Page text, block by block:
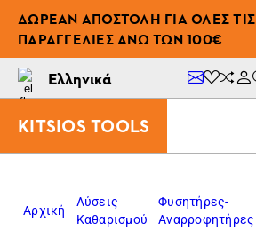
ΔΩΡΕΆΝ ΑΠΟΣΤΟΛΉ ΓΙΑ ΌΛΕΣ ΤΙΣ
ΠΑΡΑΓΓΕΛΊΕΣ ΆΝΩ ΤΩΝ 100€
Ελληνικά
KITSIOS TOOLS
Αρχική
Λύσεις
Καθαρισμού
Φυσητήρες-
Αναρροφητήρες